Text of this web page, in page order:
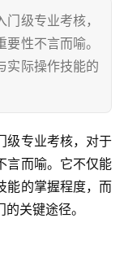
级专业考核，
性不言而喻。
实际操作技能的
级专业考核，对于
言而喻。它不仅能
能的掌握程度，而
关键途径。